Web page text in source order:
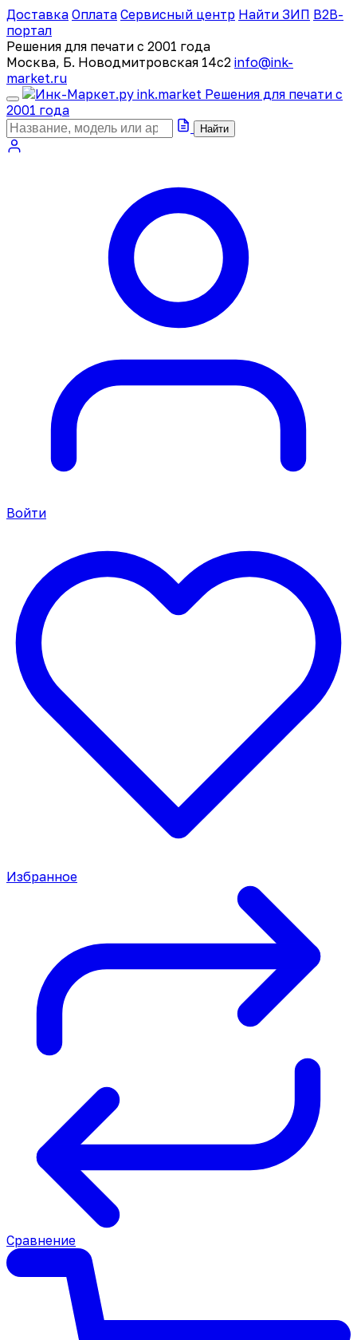
Доставка Оплата Сервисный центр Найти ЗИП B2B-
портал
Решения для печати с 2001 года
Москва, Б. Новодмитровская 14с2 info@ink-
market.ru
ink.market Решения для печати с
2001 года
Найти
Войти
Избранное
Сравнение